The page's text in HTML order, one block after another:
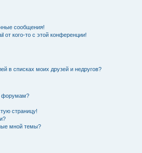
сообщения!
от кого-то с этой конференции!
в списках моих друзей и недругов?
форумам?
страницу!
мной темы?